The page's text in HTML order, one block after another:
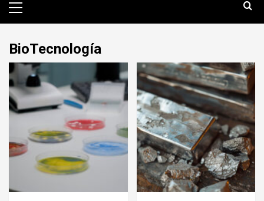
Menu
BioTecnología